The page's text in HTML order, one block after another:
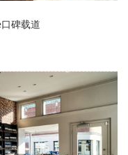
碑载道